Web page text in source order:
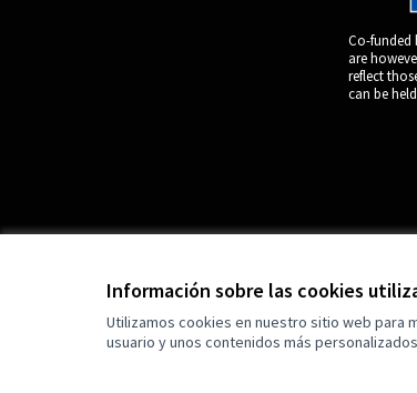
Información sobre las cookies
Utilizamos cookies en nuestro sitio web para
usuario y unos contenidos más
Co-funded
are
reflect
can be